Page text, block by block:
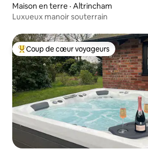
Maison en terre · Altrincham
Luxueux manoir souterrain
Coup de cœur voyageurs parmi les plus
Coup de cœur voyageurs